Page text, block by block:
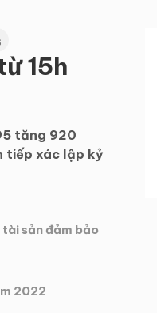
15h
tăng 920
tiếp xác lập kỷ
sản đảm bảo
2022